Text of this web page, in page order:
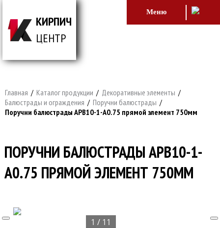
КИРПИЧ
ЦЕНТР
Меню
Главная / Каталог продукции / Декоративные элементы /
Балюстрады и ограждения / Поручни балюстрады /
Поручни балюстрады APB10-1-A0.75 прямой элемент 750мм
ПОРУЧНИ БАЛЮСТРАДЫ APB10-1-
A0.75 ПРЯМОЙ ЭЛЕМЕНТ 750ММ
1 / 11